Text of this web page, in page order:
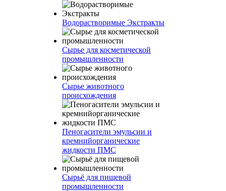
Водорастворимые Экстракты
Сырье для косметической
промышленности
Сырье животного
происхождения
Пеногасители эмульсии и
кремнийорганические
жидкости ПМС
Сырьё для пищевой
промышленности